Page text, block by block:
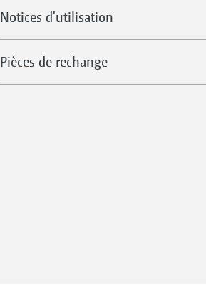
Notices d'utilisation
Pièces de rechange